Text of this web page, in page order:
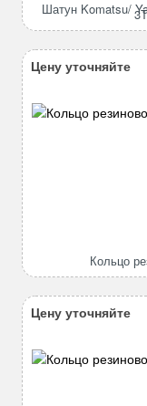
Шатун Komatsu/
Кольцо
Цену уточняйте
Цену уточняйте